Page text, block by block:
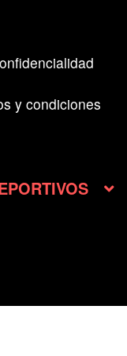
y condiciones